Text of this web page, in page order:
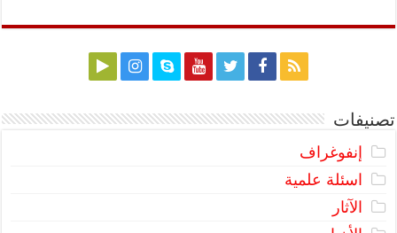
تصنيفات
إنفوغراف
اسئلة علمية
الآثار